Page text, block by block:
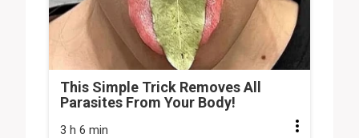
This Simple Trick Removes All
Parasites From Your Body!
3 h 6 min